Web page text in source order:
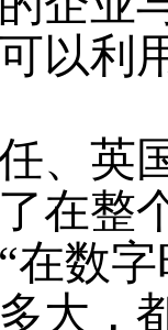
以利
、英
在整
在数
大，